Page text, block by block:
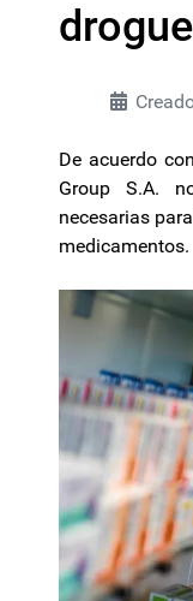
De acuerdo
Group S.A.
necesarias
medicamentos.